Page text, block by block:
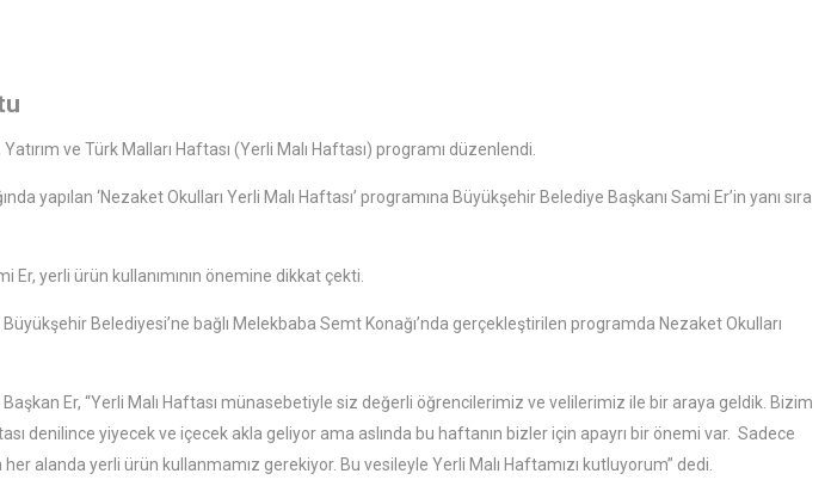
ve Türk Malları Haftası (Yerli Malı Haftası) programı düzenlendi.
‘Nezaket Okulları Yerli Malı Haftası’ programına Büyükşehir Belediye Başkanı Sami Er’in yanı sıra
Er, yerli ürün kullanımının önemine dikkat çekti.
Belediyesi’ne bağlı Melekbaba Semt Konağı’nda gerçekleştirilen programda Nezaket Okulları
Er, “Yerli Malı Haftası münasebetiyle siz değerli öğrencilerimiz ve velilerimiz ile bir araya geldik. Bizim
denilince yiyecek ve içecek akla geliyor ama aslında bu haftanın bizler için apayrı bir önemi var. Sadece
alanda yerli ürün kullanmamız gerekiyor. Bu vesileyle Yerli Malı Haftamızı kutluyorum” dedi.